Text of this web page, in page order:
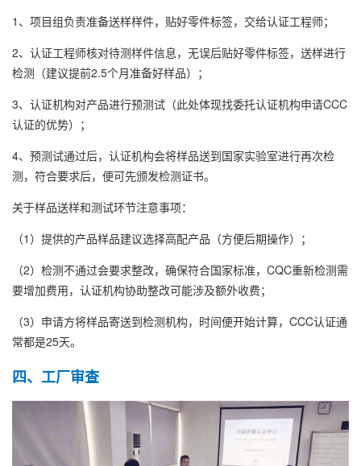
1、项目组负责准备送样样件，贴好零件标签，交给认证工程师；
2、认证工程师核对待测样件信息，无误后贴好零件标签，送样进行
检测（建议提前2.5个月准备好样品）；
3、认证机构对产品进行预测试（此处体现找委托认证机构申请CCC
认证的优势）；
4、预测试通过后，认证机构会将样品送到国家实验室进行再次检
测，符合要求后，便可先颁发检测证书。
关于样品送样和测试环节注意事项：
（1）提供的产品样品建议选择高配产品（方便后期操作）；
（2）检测不通过会要求整改，确保符合国家标准，CQC重新检测需
要增加费用，认证机构协助整改可能涉及额外收费；
（3）申请方将样品寄送到检测机构，时间便开始计算，CCC认证通
常都是25天。
四、工厂审查